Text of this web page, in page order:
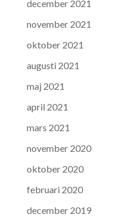
december 2021
november 2021
oktober 2021
augusti 2021
maj 2021
april 2021
mars 2021
november 2020
oktober 2020
februari 2020
december 2019